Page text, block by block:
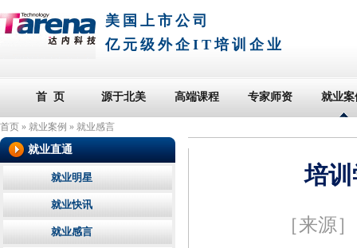
美国上市公司
亿元级外企IT培训企业
首 页 源于北美 高端课程 专家师资 就业案
首页 » 就业案例 » 就业感言
培
［来源
就业直通
就业明星
就业快讯
就业感言